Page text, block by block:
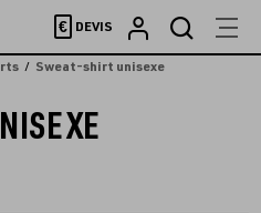
€ DEVIS
Sweat-shirt unisexe